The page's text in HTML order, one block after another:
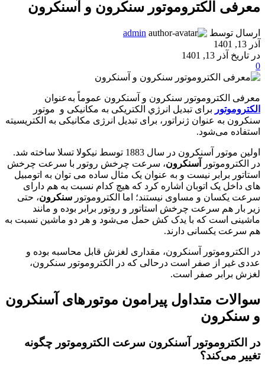
معرفی الکتروموتور سنکرون و آسنکرون
ارسال توسط
admin
آذر 13, 1401
در تاریخ آذر 13, 1401
0
معرفی الکتروموتور سنکرون و آسنکرون عموماً به‌عنوان
الکتروموتور برای تبديل انرژي الکتریکی به مکانیکی و موتور
سنکرون به‌ عنوان ژنراتور، برای تبديل انرژی مکانیکی به الکتريسيته
استفاده می‌شود.
اولين موتور آسنکرون در سال 1883 توسط نيکولا تسلا ساخته شد.
در الکتروموتور
آسنکرون، سرعت چرخش روتور با سرعت چرخش
استاتور برابر نيست و به‌ عنوان يک مثال ساده می‌ توان به اتومبیل‌
های داخل يک اتوبان اشاره کرد که هیچ‌ کدام نسبت به هم دارای
سرعت يکسان و مساوی نيستند؛ اما الکتروموتور سنکرون، حتی
زير بار هم سرعت چرخش استاتور و روتور برابر بوده و مانند
ماشینی است که با یدک‌ کش حمل می‌شود و هر دو ماشين نسبت به
هم سرعت یکسانی دارند.
در الکتروموتور آسنکرون، مقداری لغزش قابل‌ محاسبه بوده و
عددی غير از صفر است درحالی‌ که در الکتروموتور سنکرون،
لغزش برابر صفر است.
سوالات متداول پیرامون موتورهای آسنکرون
و سنکرون
در الکتروموتور آسنکرون سرعت الکتروموتور چگونه
تغيير می‌کند؟